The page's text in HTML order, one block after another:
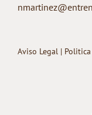
Aviso Legal |